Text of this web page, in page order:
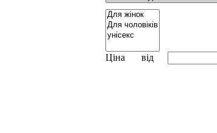
Ціна від